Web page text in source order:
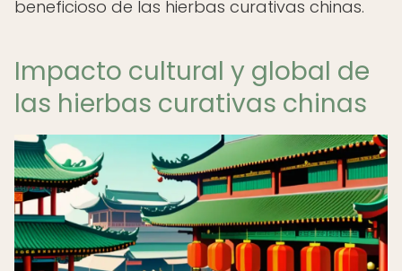
beneficioso de las hierbas curativas chinas.
Impacto cultural y global de
las hierbas curativas chinas